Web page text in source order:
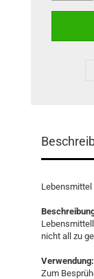
Lebensmittel
nicht all zu
Verwendung:
Zum